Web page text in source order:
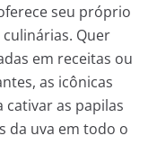
seu próprio
Quer
em receitas ou
as icônicas
cativar as papilas
da uva em todo o